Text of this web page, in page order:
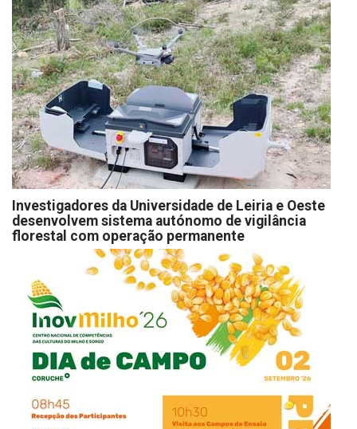
Investigadores da Universidade de Leiria e Oeste
desenvolvem sistema autónomo de vigilância
florestal com operação permanente